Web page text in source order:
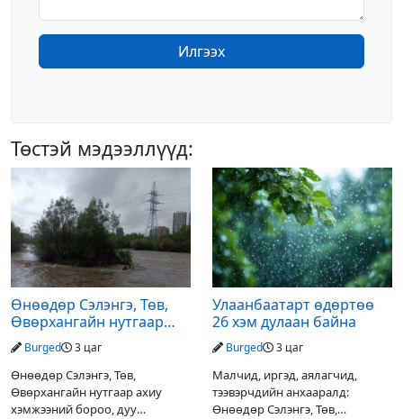
Илгээх
Төстэй мэдээллүүд:
Өнөөдөр Сэлэнгэ, Төв,
Өвөрхангайн нутгаар
аадар орж, үерлэх
аюултайг анхааруулав
Burged 3 цаг
Өнөөдөр Сэлэнгэ, Төв,
Өвөрхангайн нутгаар ахиу
хэмжээний бороо, дуу
Улаанбаатарт өдөртөө
26 хэм дулаан байна
Burged 3 цаг
Малчид, иргэд, аялагчид,
тээвэрчдийн анхааралд:
Өнөөдөр Сэлэнгэ, Төв,